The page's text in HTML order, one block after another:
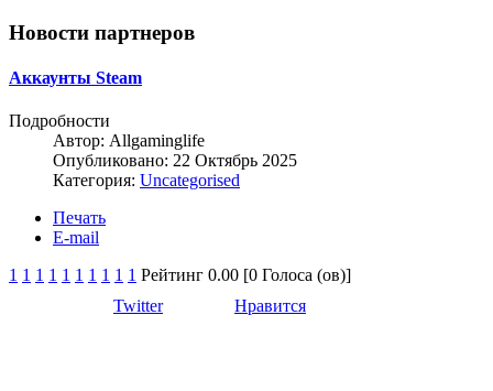
Новости партнеров
Аккаунты Steam
Подробности
Автор: Allgaminglife
Опубликовано: 22 Октябрь 2025
Категория: Uncategorised
Печать
E-mail
1 1 1 1 1 1 1 1 1 1 Рейтинг 0.00 [0 Голоса (ов)]
Twitter
Нравится